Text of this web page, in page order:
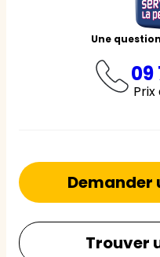
Une
09
Demander
Trouver